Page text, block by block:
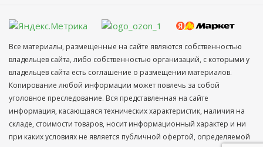
Все материалы, размещенные на сайте являются собственностью
владельцев сайта, либо собственностью организаций, с которыми у
владельцев сайта есть соглашение о размещении материалов.
Копирование любой информации может повлечь за собой
уголовное преследование. Вся представленная на сайте
информация, касающаяся технических характеристик, наличия на
складе, стоимости товаров, носит информационный характер и ни
при каких условиях не является публичной офертой, определяемой